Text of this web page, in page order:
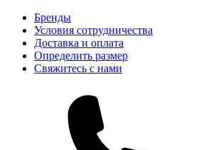
Бренды
Условия сотрудничества
Доставка и оплата
Определить размер
Свяжитесь с нами